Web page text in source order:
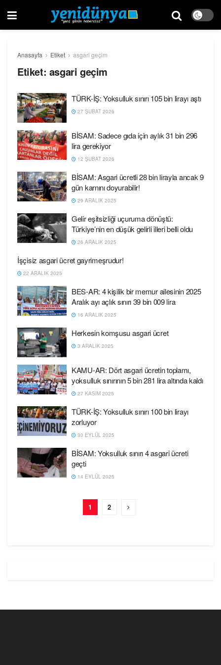
Anasayfa Etiket asgari geçim
Etiket: asgari geçim
TÜRK-İŞ: Yoksulluk sınırı 105 bin lirayı aştı
27 ŞUBAT 2026
BİSAM: Sadece gıda için aylık 31 bin 296
lira gerekiyor
12 ŞUBAT 2026
BİSAM: Asgari ücretli 28 bin lirayla ancak 9
gün karnını doyurabilir!
29 ARALIK 2025
Gelir eşitsizliği uçuruma dönüştü:
Türkiye’nin en düşük gelirli illeri belli oldu
26 ARALIK 2025
İşçisiz asgari ücret gayrimeşrudur!
22 ARALIK 2025
BES-AR: 4 kişilik bir memur ailesinin 2025
Aralık ayı açlık sınırı 39 bin 009 lira
16 ARALIK 2025
Herkesin komşusu asgari ücret
3 ARALIK 2025
KAMU-AR: Dört asgari ücretin toplamı,
yoksulluk sınırının 5 bin 281 lira altında kaldı
27 KASIM 2025
TÜRK-İŞ: Yoksulluk sınırı 100 bin lirayı
zorluyor
30 EYLÜL 2025
BİSAM: Yoksulluk sınırı 4 asgari ücreti
geçti
14 EYLÜL 2025
1 2